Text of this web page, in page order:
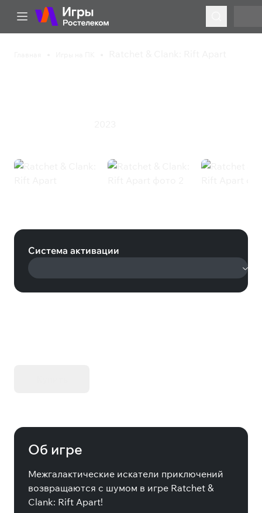
Система активации
Об игре
Межгалактические искатели приключений
возвращаются с шумом в игре Ratchet &
Clank: Rift Apart!